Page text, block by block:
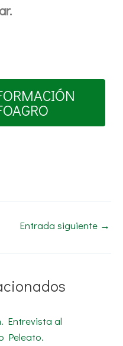
Entrada siguiente →